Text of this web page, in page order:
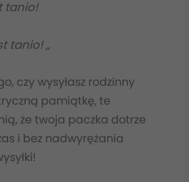
tanio!
tanio! „
czy wysyłasz rodzinny
pamiątkę, te
że twoja paczka dotrze
i bez nadwyrężania